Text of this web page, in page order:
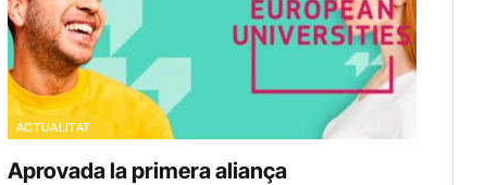
ACTUALITAT
Aprovada la primera aliança